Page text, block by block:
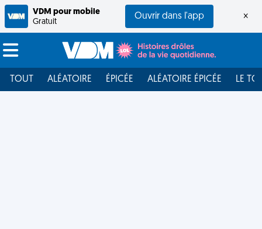
VDM pour mobile
Gratuit
Ouvrir dans l'app ×
TOUT ALÉATOIRE ÉPICÉE ALÉATOIRE ÉPICÉE LE